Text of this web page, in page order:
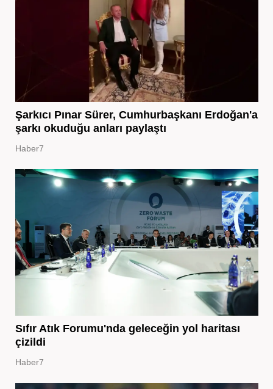
Şarkıcı Pınar Sürer, Cumhurbaşkanı Erdoğan'a
şarkı okuduğu anları paylaştı
Haber7
Sıfır Atık Forumu'nda geleceğin yol haritası
çizildi
Haber7